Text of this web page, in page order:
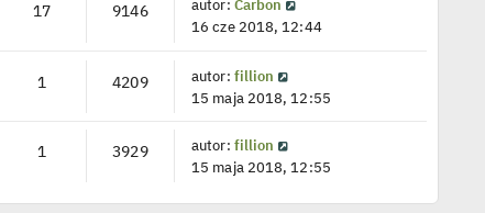
17 9146 autor: Carbon
16 cze 2018, 12:44
1 4209 autor: fillion
15 maja 2018, 12:55
1 3929 autor: fillion
15 maja 2018, 12:55